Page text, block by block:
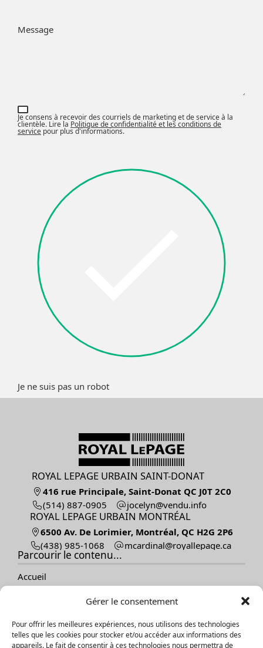
Gérer le consentement
Pour offrir les meilleures expériences, nous utilisons des technologies
telles que les cookies pour stocker et/ou accéder aux informations des
appareils. Le fait de consentir à ces technologies nous permettra de
Message
Je consens à recevoir des courriels de marketing et de service à la
clientèle. Lire la Politique de confidentialité et les conditions de
service pour plus d'informations.
Je ne suis pas un robot
ROYAL LEPAGE URBAIN SAINT-DONAT
416 rue Principale, Saint-Donat QC J0T 2C0
(514) 887-0905
ofni.udnev@nylecoj
ROYAL LEPAGE URBAIN MONTRÉAL
6500 Av. De Lorimier, Montréal, QC H2G 2P6
(438) 985-1068
ac.egapellayor@lanidracm
Parcourir le contenu...
Accueil
Vendre
À propos
Témoignages